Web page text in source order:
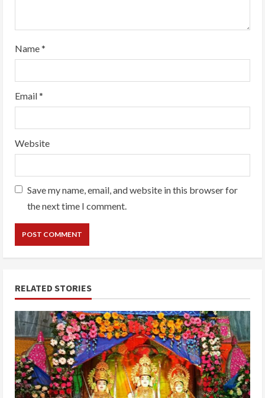
Name*
Email*
Website
Save my name, email, and website in this browser for
the next time I comment.
RELATED STORIES